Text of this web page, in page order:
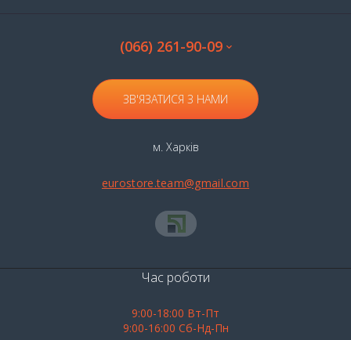
(066) 261-90-09
ЗВ'ЯЗАТИСЯ З НАМИ
м. Харків
eurostore.team@gmail.com
Час роботи
9:00-18:00 Вт-Пт
9:00-16:00 Сб-Нд-Пн